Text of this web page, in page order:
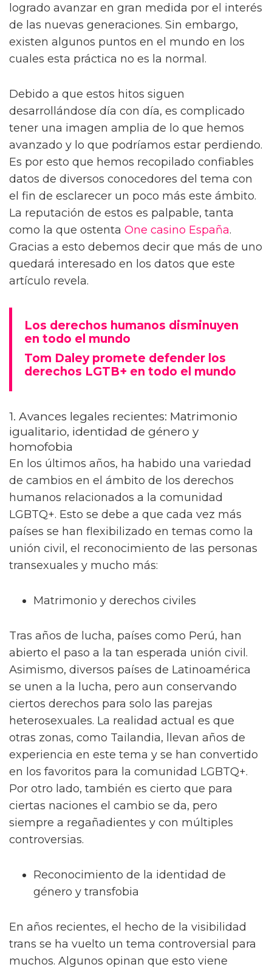
logrado avanzar en gran medida por el interés
de las nuevas generaciones. Sin embargo,
existen algunos puntos en el mundo en los
cuales esta práctica no es la normal.
Debido a que estos hitos siguen
desarrollándose día con día, es complicado
tener una imagen amplia de lo que hemos
avanzado y lo que podríamos estar perdiendo.
Es por esto que hemos recopilado confiables
datos de diversos conocedores del tema con
el fin de esclarecer un poco más este ámbito.
La reputación de estos es palpable, tanta
como la que ostenta One casino España.
Gracias a esto debemos decir que más de uno
quedará interesado en los datos que este
artículo revela.
Los derechos humanos disminuyen
en todo el mundo
Tom Daley promete defender los
derechos LGTB+ en todo el mundo
1. Avances legales recientes: Matrimonio
igualitario, identidad de género y
homofobia
En los últimos años, ha habido una variedad
de cambios en el ámbito de los derechos
humanos relacionados a la comunidad
LGBTQ+. Esto se debe a que cada vez más
países se han flexibilizado en temas como la
unión civil, el reconocimiento de las personas
transexuales y mucho más:
Matrimonio y derechos civiles
Tras años de lucha, países como Perú, han
abierto el paso a la tan esperada unión civil.
Asimismo, diversos países de Latinoamérica
se unen a la lucha, pero aun conservando
ciertos derechos para solo las parejas
heterosexuales. La realidad actual es que
otras zonas, como Tailandia, llevan años de
experiencia en este tema y se han convertido
en los favoritos para la comunidad LGBTQ+.
Por otro lado, también es cierto que para
ciertas naciones el cambio se da, pero
siempre a regañadientes y con múltiples
controversias.
Reconocimiento de la identidad de
género y transfobia
En años recientes, el hecho de la visibilidad
trans se ha vuelto un tema controversial para
muchos. Algunos opinan que esto viene